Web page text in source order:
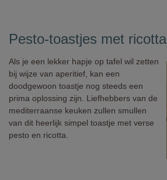
Pesto-toastjes met ricotta
Als je een lekker hapje op tafel wil zetten
bij wijze van aperitief, kan een
doodgewoon toastje nog steeds een
prima oplossing zijn. Liefhebbers van de
mediterraanse keuken zullen smullen
van dit heerlijk simpel toastje met verse
pesto en ricotta.